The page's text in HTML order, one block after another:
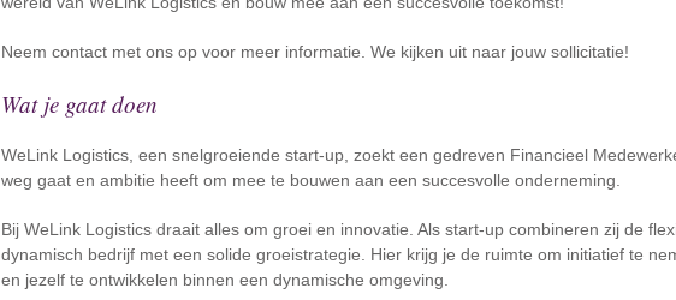
Neem contact met ons op voor meer informatie. We kijken uit naar jouw sollicitatie!
Wat je gaat doen
WeLink Logistics, een snelgroeiende start-up, zoekt een gedreven Financieel
weg gaat en ambitie heeft om mee te bouwen aan een succesvolle onderneming.
Bij WeLink Logistics draait alles om groei en innovatie. Als start-up combineren zij de
dynamisch bedrijf met een solide groeistrategie. Hier krijg je de ruimte om initiatief te
en jezelf te ontwikkelen binnen een dynamische omgeving.